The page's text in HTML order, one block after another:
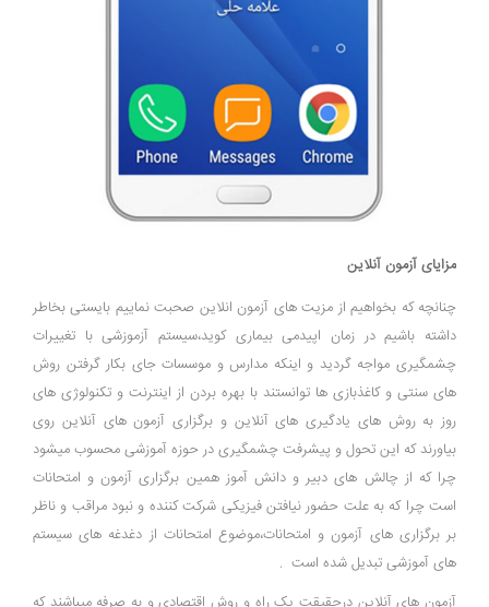
مزایای آزمون آنلاین
چنانچه که بخواهیم از مزیت های آزمون انلاین صحبت نماییم بایستی بخاطر
داشته باشیم در زمان اپیدمی بیماری کوید،سیستم آزموزشی با تغییرات
چشمگیری مواجه گردید و اینکه مدارس و موسسات جای بکار گرفتن روش
های سنتی و کاغذبازی ها توانستند با بهره بردن از اینترنت و تکنولوژی های
روز به روش های یادگیری های آنلاین و برگزاری آزمون های آنلاین روی
بیاورند که این تحول و پیشرفت چشمگیری در حوزه آموزشی محسوب میشود
چرا که از چالش های دبیر و دانش آموز همین برگزاری آزمون و امتحانات
است چرا که به علت حضور نیافتن فیزیکی شرکت کننده و نبود مراقب و ناظر
بر برگزاری های آزمون و امتحانات،موضوع امتحانات از دغدغه های سیستم
های آموزشی تبدیل شده است .